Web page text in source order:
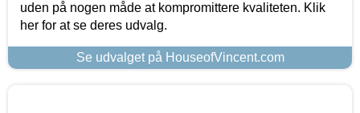
uden på nogen måde at kompromittere kvaliteten. Klik
her for at se deres udvalg.
Se udvalget på HouseofVincent.com